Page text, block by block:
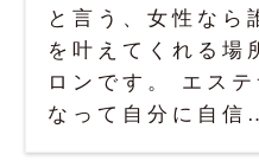
と言う、女性なら
を叶えてくれる場
ロンです。 エス
なって自分に自信